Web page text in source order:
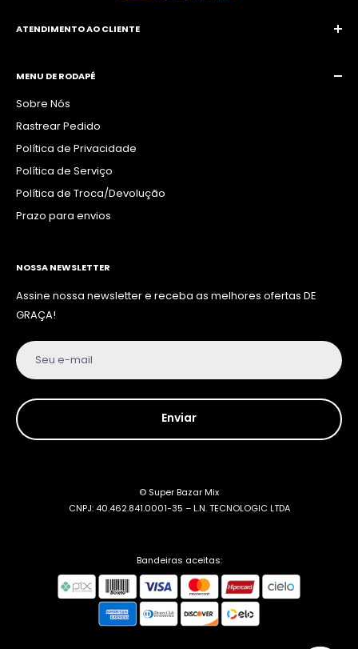
ATENDIMENTO AO CLIENTE
WhatsApp:(19) 99116-1583 / (19) 99892-9668
MENU DE RODAPÉ
Sobre Nós
Rastrear Pedido
Política de Privacidade
Política de Serviço
Política de Troca/Devolução
Prazo para envios
NOSSA NEWSLETTER
Assine nossa newsletter e receba as melhores ofertas DE
GRAÇA!
Seu e-mail
Enviar
© Super Bazar Mix
CNPJ: 40.462.841.0001-35 – L.N. TECNOLOGIC LTDA
Bandeiras aceitas: